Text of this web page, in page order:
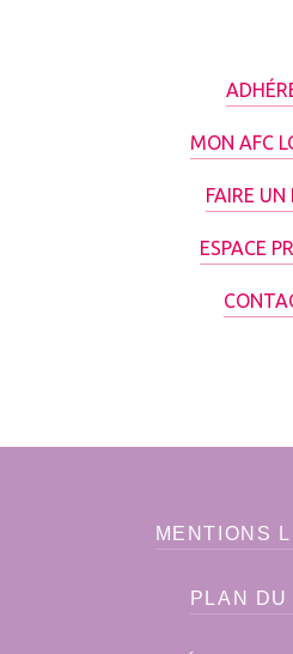
MON AFC
FAIRE UN
ESPACE
MENTIONS
PLAN DU